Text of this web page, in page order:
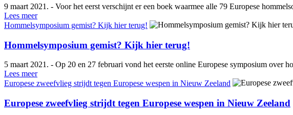
9 maart 2021. - Voor het eerst verschijnt er een boek waarmee alle 79 Europese
Lees meer
Hommelsymposium gemist? Kijk hier terug!
Hommelsymposium gemist? Kijk hier terug!
5 maart 2021. - Op 20 en 27 februari vond het eerste online Europese symposium over
Lees meer
Europese zweefvlieg strijdt tegen Europese wespen in Nieuw Zeeland
Europese zweefvlieg strijdt tegen Europese wespen in Nieuw Zeeland